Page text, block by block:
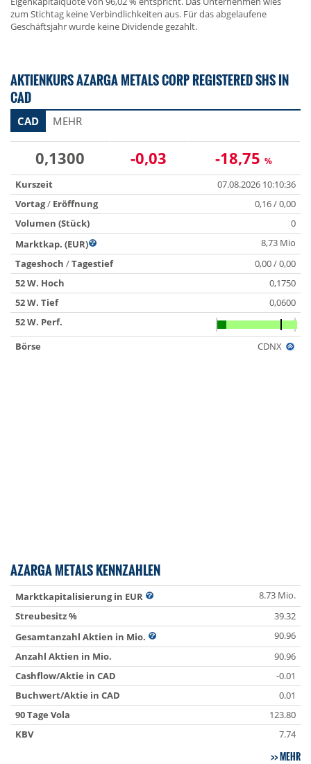
zum Stichtag keine Verbindlichkeiten aus. Für das abgelaufene
Geschäftsjahr wurde keine Dividende gezahlt.
AKTIENKURS AZARGA METALS CORP REGISTERED SHS IN
CAD
CAD MEHR
0,1300 -0,03 -18,75 %
Kurszeit
07.08.2026 10:10:36
Vortag/ Eröffnung
0,16 / 0,00
Volumen (Stück)
0
Marktkap. (EUR)
8,73 Mio
Tageshoch /Tagestief
0,00 / 0,00
52 W. Hoch
0,1750
52 W. Tief
0,0600
52 W. Perf.
Börse
CDNX
AZARGA METALS KENNZAHLEN
Marktkapitalisierung in EUR
8.73 Mio.
Streubesitz %
39.32
Gesamtanzahl Aktien in Mio.
90.96
Anzahl Aktien in Mio.
90.96
Cashflow/Aktie in CAD
-0.01
Buchwert/Aktie in CAD
0.01
90 Tage Vola
123.80
KBV
7.74
MEHR